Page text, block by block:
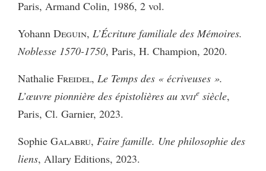
Paris, Armand Colin, 1986, 2 vol.
Yohann Deguin, L’Écriture familiale des Mémoires.
Noblesse 1570-1750, Paris, H. Champion, 2020.
Nathalie Freidel, Le Temps des « écriveuses ».
L’œuvre pionnière des épistolières au xviie siècle,
Paris, Cl. Garnier, 2023.
Sophie Galabru, Faire famille. Une philosophie des
liens, Allary Editions, 2023.